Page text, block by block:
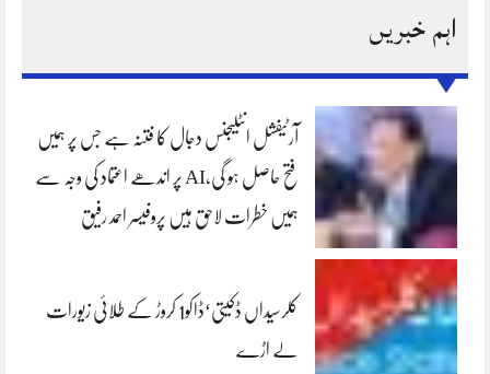
اہم خبریں
آرٹیفشل انٹلیجنس دجال کا فتنہ ہے جس پر ہمیں
فتح حاصل ہو گی،AI پر اندھے اعتماد کی وجہ سے
ہمیں خطرات لاحق ہیں پروفیسر احمد رفیق
کلرسیداں ڈکیتی‘ڈاکو1 کروڑ کے طلائی زیورات
لے اڑے